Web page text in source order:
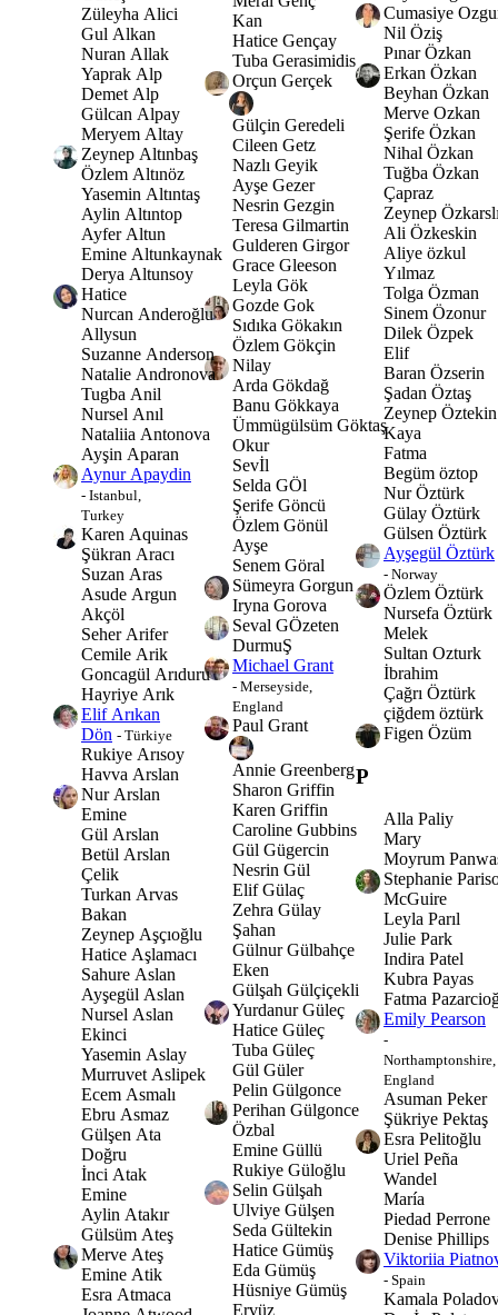
Züleyha Alici
Gul Alkan
Nuran Allak
Yaprak Alp
Demet Alp
Gülcan Alpay
Meryem Altay
Zeynep Altınbaş
Özlem Altınöz
Yasemin Altıntaş
Aylin Altıntop
Ayfer Altun
Emine Altunkaynak
Derya Altunsoy
Hatice
Nurcan Anderoğlu
Allysun
Suzanne Anderson
Natalie Andronova
Tugba Anil
Nursel Anıl
Nataliia Antonova
Ayşin Aparan
Aynur Apaydin
- Istanbul,
Turkey
Karen Aquinas
Şükran Aracı
Suzan Aras
Asude Argun
Akçöl
Seher Arifer
Cemile Arik
Goncagül Arıduru
Hayriye Arık
Elif Arıkan
Dön - Türkiye
Rukiye Arısoy
Havva Arslan
Nur Arslan
Emine
Gül Arslan
Betül Arslan
Çelik
Turkan Arvas
Bakan
Zeynep Aşçıoğlu
Hatice Aşlamacı
Sahure Aslan
Ayşegül Aslan
Nursel Aslan
Ekinci
Yasemin Aslay
Murruvet Aslipek
Ecem Asmalı
Ebru Asmaz
Gülşen Ata
Doğru
İnci Atak
Emine
Aylin Atakır
Gülsüm Ateş
Merve Ateş
Emine Atik
Esra Atmaca
Kan
Hatice Gençay
Tuba Gerasimidis
Orçun Gerçek
Gülçin Geredeli
Cileen Getz
Nazlı Geyik
Ayşe Gezer
Nesrin Gezgin
Teresa Gilmartin
Gulderen Girgor
Grace Gleeson
Leyla Gök
Gozde Gok
Sıdıka Gökakın
Özlem Gökçin
Nilay
Arda Gökdağ
Banu Gökkaya
Ümmügülsüm Göktaş
Okur
Sevİl
Selda GÖl
Şerife Göncü
Özlem Gönül
Ayşe
Senem Göral
Sümeyra Gorgun
Iryna Gorova
Seval GÖzeten
DurmuŞ
Michael Grant
- Merseyside,
England
Paul Grant
Annie Greenberg
Sharon Griffin
Karen Griffin
Caroline Gubbins
Gül Gügercin
Nesrin Gül
Elif Gülaç
Zehra Gülay
Şahan
Gülnur Gülbahçe
Eken
Gülşah Gülçiçekli
Yurdanur Güleç
Hatice Güleç
Tuba Güleç
Gül Güler
Pelin Gülgonce
Perihan Gülgonce
Özbal
Emine Güllü
Rukiye Güloğlu
Selin Gülşah
Ulviye Gülşen
Seda Gültekin
Hatice Gümüş
Eda Gümüş
Hüsniye Gümüş
Ervüz
Cumasiye
Nil Öziş
Pınar Özkan
Erkan Özkan
Beyhan Özkan
Merve Ozkan
Şerife Özkan
Nihal Özkan
Tuğba Özkan
Çapraz
Zeynep
Ali Özkeskin
Aliye özkul
Yılmaz
Tolga Özman
Sinem Özonur
Dilek Özpek
Elif
Baran Özserin
Şadan Öztaş
Zeynep Öztekin
Kaya
Fatma
Begüm öztop
Nur Öztürk
Gülay Öztürk
Gülsen Öztürk
Ayşegül Öztürk
- Norway
Özlem Öztürk
Nursefa Öztürk
Melek
Sultan Ozturk
İbrahim
Çağrı Öztürk
çiğdem öztürk
Figen Özüm
P
Alla Paliy
Mary
Moyrum
Stephanie
McGuire
Leyla Parıl
Julie Park
Indira Patel
Kubra Payas
Fatma
Emily Pearson
-
Northamptonshire,
England
Asuman Peker
Şükriye Pektaş
Esra Pelitoğlu
Uriel Peña
Wandel
María
Piedad Perrone
Denise Phillips
Viktoriia
- Spain
Kamala